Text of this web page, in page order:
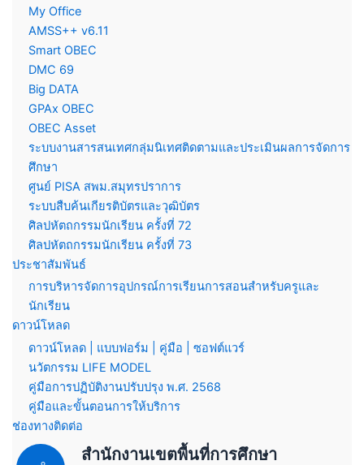
My Office
AMSS++ v6.11
Smart OBEC
DMC 69
Big DATA
GPAx OBEC
OBEC Asset
ระบบงานสารสนเทศกลุ่มนิเทศติดตามและประเมินผลการจัดการ
ศึกษา
ศูนย์ PISA สพม.สมุทรปราการ
ระบบสืบค้นเกียรติบัตรและวุฒิบัตร
ศิลปหัตถกรรมนักเรียน ครั้งที่ 72
ศิลปหัตถกรรมนักเรียน ครั้งที่ 73
ประชาสัมพันธ์
การบริหารจัดการอุปกรณ์การเรียนการสอนสำหรับครูและ
นักเรียน
ดาวน์โหลด
ดาวน์โหลด | แบบฟอร์ม | คู่มือ | ซอฟต์แวร์
นวัตกรรม LIFE MODEL
คู่มือการปฏิบัติงานปรับปรุง พ.ศ. 2568
คู่มือและขั้นตอนการให้บริการ
ช่องทางติดต่อ
สำนักงานเขตพื้นที่การศึกษา